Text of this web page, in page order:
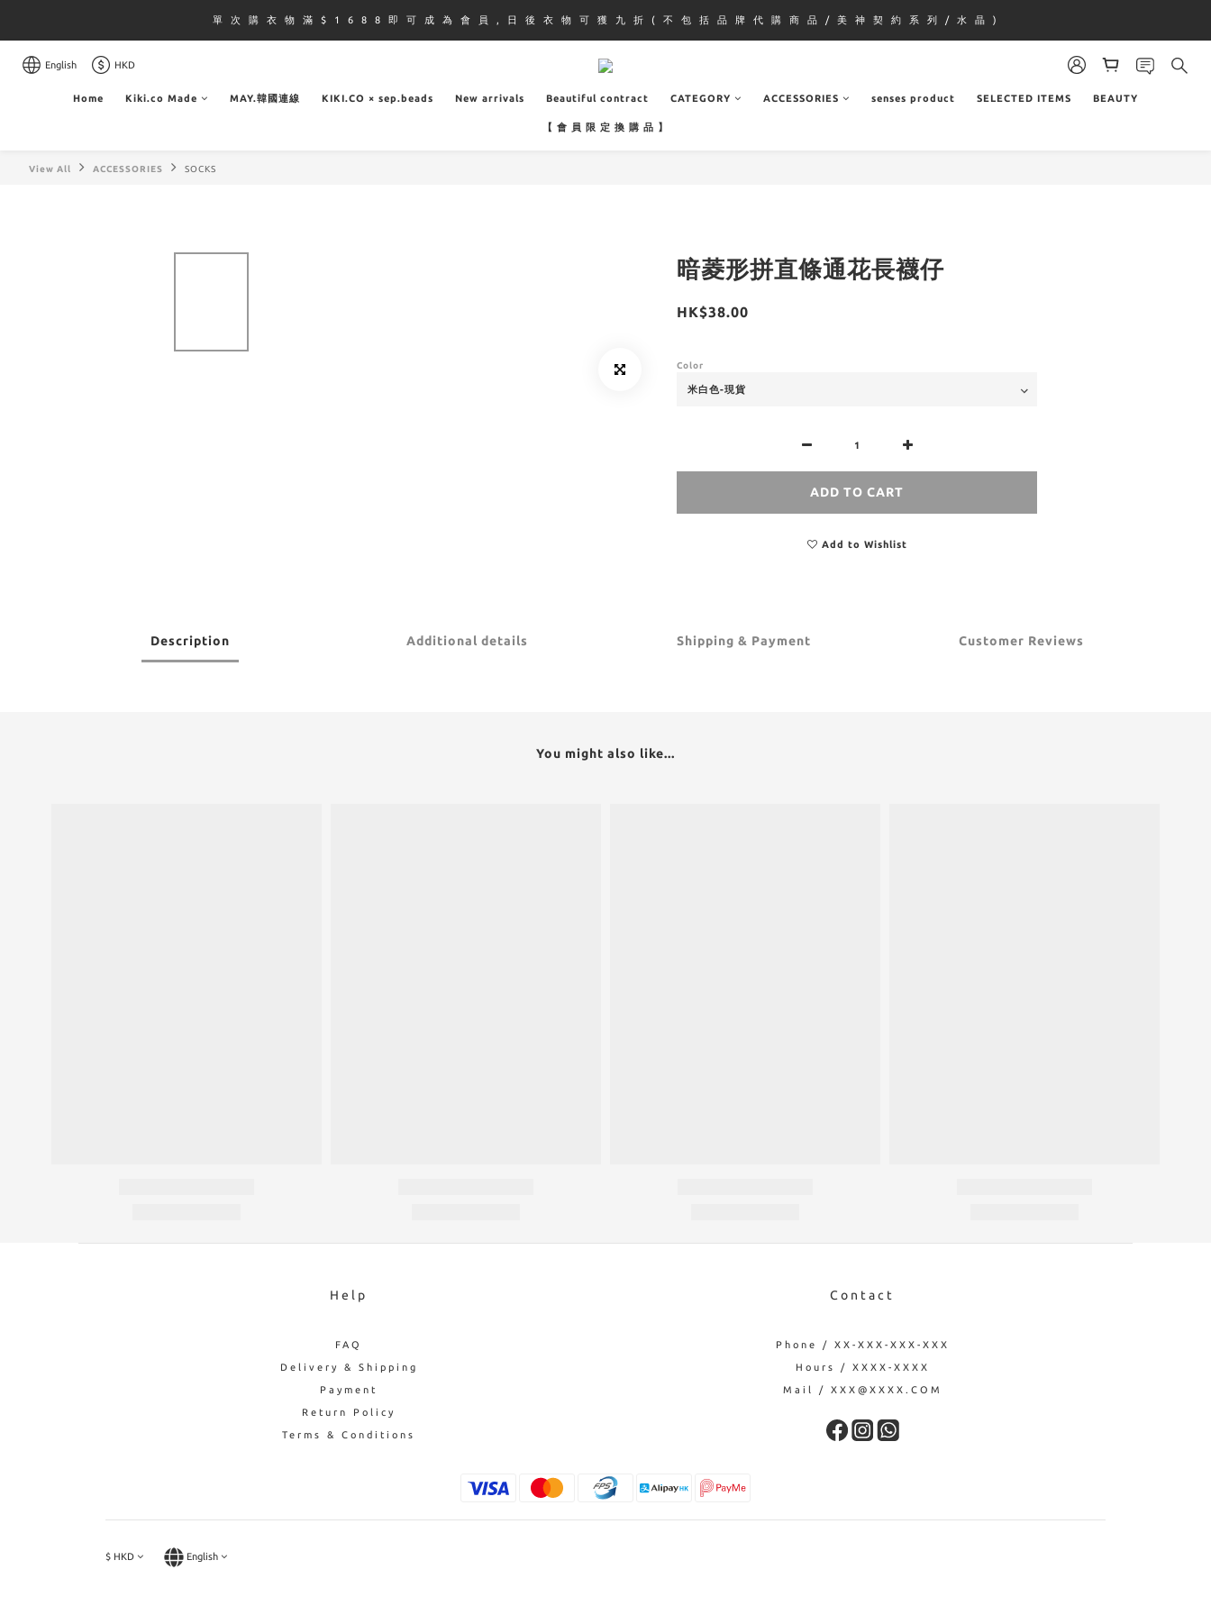
單 次 購 衣 物 滿 $ 1 6 8 8 即 可 成 為 會 員 , 日 後 衣 物 可 獲 九 折 ( 不 包 括 品 牌 代 購 商 品 / 美 神 契 約 系 列 / 水 晶 )
English HKD
Home Kiki.co Made MAY.韓國連線 KIKI.CO × sep.beads New arrivals Beautiful contract CATEGORY ACCESSORIES senses product SELECTED ITEMS BEAUTY
【 會 員 限 定 換 購 品 】
View All ACCESSORIES SOCKS
暗菱形拼直條通花長襪仔
HK$38.00
Color
ADD TO CART
Add to Wishlist
Description Additional details Shipping & Payment Customer Reviews
You might also like...
Help
FAQ
Delivery & Shipping
Payment
Return Policy
Terms & Conditions
Contact
Phone / XX-XXX-XXX-XXX
Hours / XXXX-XXXX
Mail / XXX@XXXX.COM
$ HKD English